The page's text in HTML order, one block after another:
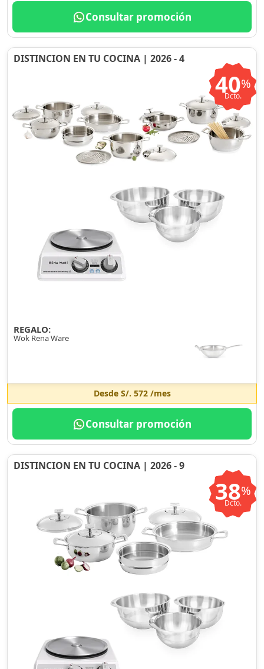
Consultar promoción
DISTINCION EN TU COCINA | 2026 - 4
40%
Dcto.
REGALO:
Wok Rena Ware
Desde S/. 572/mes
Consultar promoción
DISTINCION EN TU COCINA | 2026 - 9
38%
Dcto.